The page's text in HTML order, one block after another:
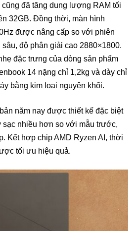
đã tăng dung lượng RAM tối
32GB. Đồng thời, màn hình
được nâng cấp so với phiên
độ phân giải cao 2880×1800.
đặc trưng của dòng sản phẩm
14 nặng chỉ 1,2kg và dày chỉ
bằng kim loại nguyên khối.
năm nay được thiết kế đặc biệt
sạc nhiều hơn so với mẫu trước,
Kết hợp chip AMD Ryzen AI, thời
tối ưu hiệu quả.